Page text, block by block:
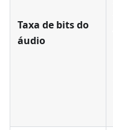
Taxa de bits do
áudio